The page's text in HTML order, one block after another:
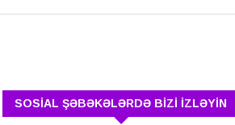
SOSİAL ŞƏBƏKƏLƏRDƏ BİZİ İZLƏYİN